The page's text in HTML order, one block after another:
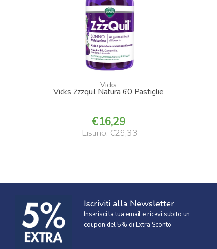
Vicks
Vicks Zzzquil Natura 60 Pastiglie
16,29
Listino: €29,33
Iscriviti alla Newsletter
Inserisci la tua email e ricevi subito un
coupon del 5% di Extra Sconto